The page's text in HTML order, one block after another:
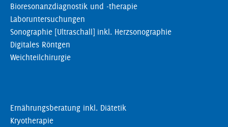
Bioresonanzdiagnostik und -therapie
Laboruntersuchungen
Sonographie [Ultraschall] inkl. Herzsonographie
Digitales Röntgen
Weichteilchirurgie
Ernährungsberatung inkl. Diätetik
Kryotherapie